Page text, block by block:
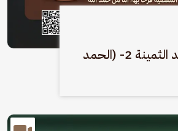
خلاصة من الفوائد الثمينة 2- (الحمد